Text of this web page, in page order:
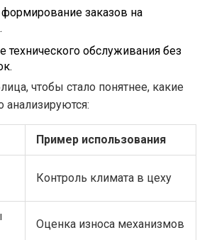
заказов на
технического обслуживания без
чтобы стало понятнее, какие
Пример использования
Контроль климата в цеху
Оценка износа механизмов